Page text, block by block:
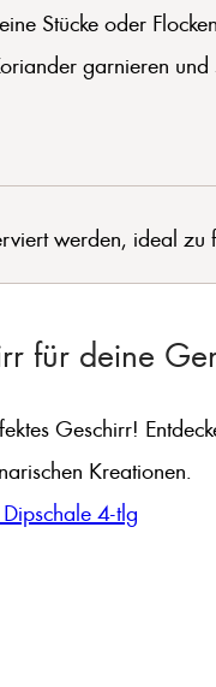
Stücke oder
garnieren
werden, ideal zu
für deine
Geschirr!
Kreationen.
4-tlg